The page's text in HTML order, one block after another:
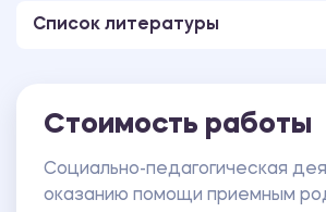
Список литературы
Стоимость работы
Социально-педагогическая
оказанию помощи приемным